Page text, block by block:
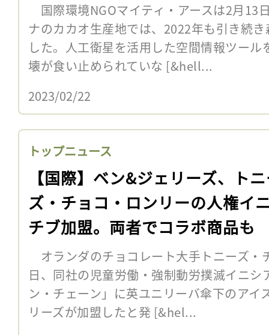
国際環境NGOマイティ・アースは2月13
ナのカカオ生産地では、2022年も引き続
した。人工衛星を活用した空間情報ツー
壊が食い止められていな [&hell...
2023/02/22
トップニュース
【国際】ベン&ジェリーズ、ト
ズ・チョコ・ロンリーの人権イ
チブ加盟。両者でコラボ商品も
オランダのチョコレート大手トニーズ・
日、同社の児童労働・強制動労撲滅イニシ
ン・チェーン」に英ユニリーバ傘下のアイ
リーズが加盟したと発 [&hel...